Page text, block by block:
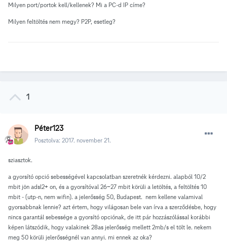
Milyen port/portok kell/kellenek? Mi a PC-d IP címe?
Milyen feltöltés nem megy? P2P, esetleg?
1
Péter123
Posztolva: 2017. november 21.
sziasztok.
a gyorsító opció sebességével kapcsolatban szeretnék kérdezni. alapból 10/2
mbit jön adsl2+ on, és a gyorsítóval 26-27 mbit körüli a letöltés, a feltöltés 10
mbit - (utp-n, nem wifin). a jelerősség 50, Budapest. nem kellene valamival
gyorsabbnak lennie? azt értem, hogy világosan bele van írva a szerződésbe, hogy
nincs garantál sebessége a gyorsító opciónak, de itt pár hozzászólással korábbi
képen látszódik, hogy valakinek 28as jelerősség mellett 2mb/s el tölt le. nekem
meg 50 körüli jelerősségnél van annyi. mi ennek az oka?